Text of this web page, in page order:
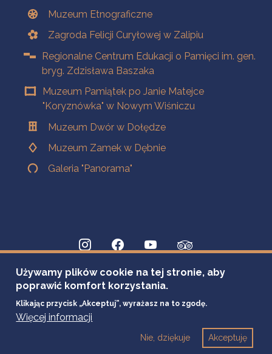
Muzeum Etnograficzne
Zagroda Felicji Curyłowej w Zalipiu
Regionalne Centrum Edukacji o Pamięci im. gen.
bryg. Zdzisława Baszaka
Muzeum Pamiątek po Janie Matejce
"Koryznówka" w Nowym Wiśniczu
Muzeum Dwór w Dołędze
Muzeum Zamek w Dębnie
Galeria "Panorama"
Używamy plików cookie na tej stronie, aby
poprawić komfort korzystania.
Klikając przycisk „Akceptuj”, wyrażasz na to zgodę.
Więcej informacji
Akceptuję
Nie, dziękuje